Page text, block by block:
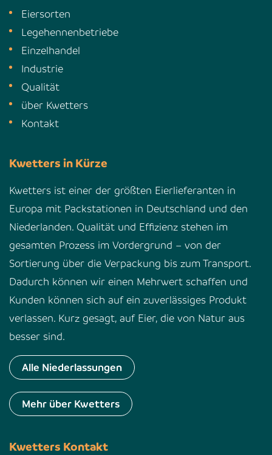
Eiersorten
Legehennenbetriebe
Einzelhandel
Industrie
Qualität
über Kwetters
Kontakt
Kwetters in Kürze
Kwetters ist einer der größten Eierlieferanten in
Europa mit Packstationen in Deutschland und den
Niederlanden. Qualität und Effizienz stehen im
gesamten Prozess im Vordergrund – von der
Sortierung über die Verpackung bis zum Transport.
Dadurch können wir einen Mehrwert schaffen und
Kunden können sich auf ein zuverlässiges Produkt
verlassen. Kurz gesagt, auf Eier, die von Natur aus
besser sind.
Alle Niederlassungen
Mehr über Kwetters
Kwetters Kontakt